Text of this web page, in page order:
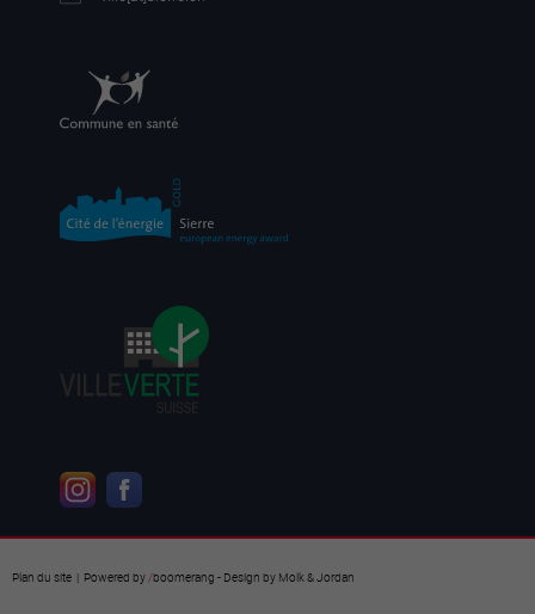
Plan du site | Powered by/boomerang - Design by Molk & Jordan